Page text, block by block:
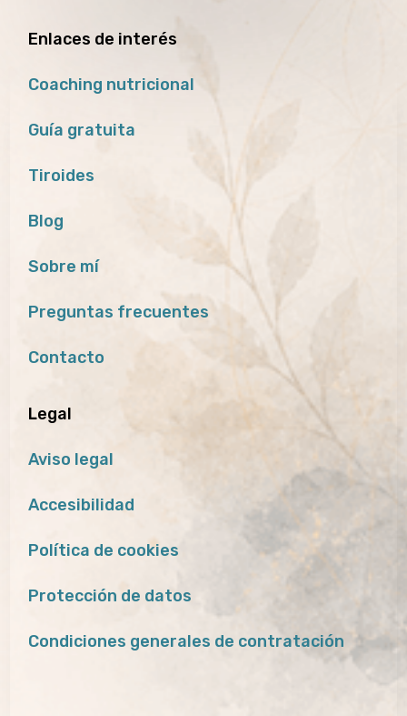
Enlaces de interés
Coaching nutricional
Guía gratuita
Tiroides
Blog
Sobre mí
Preguntas frecuentes
Contacto
Legal
Aviso legal
Accesibilidad
Política de cookies
Protección de datos
Condiciones generales de contratación